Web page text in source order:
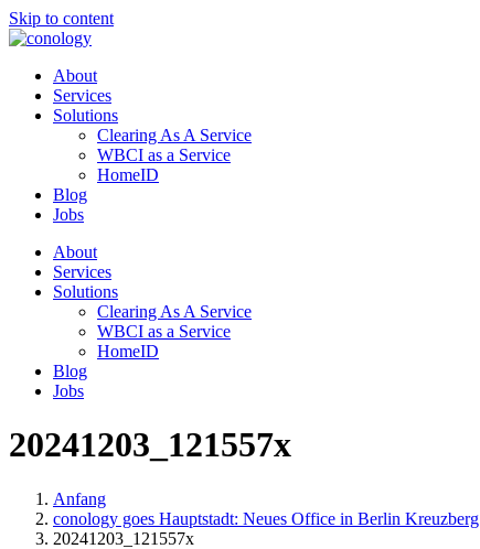
Skip to content
About
Services
Solutions
Clearing As A Service
WBCI as a Service
HomeID
Blog
Jobs
About
Services
Solutions
Clearing As A Service
WBCI as a Service
HomeID
Blog
Jobs
20241203_121557x
Anfang
conology goes Hauptstadt: Neues Office in Berlin Kreuzberg
20241203_121557x